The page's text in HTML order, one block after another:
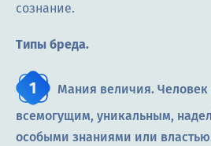
сознание.
Типы бреда.
Мания величия. Человек
всемогущим, уникальным,
особыми знаниями или